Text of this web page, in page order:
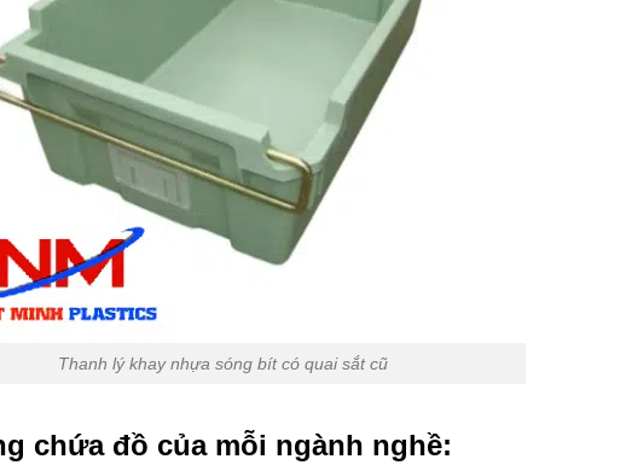
Thanh lý khay nhựa sóng bít có quai sắt cũ
chứa đồ của mỗi ngành nghề: